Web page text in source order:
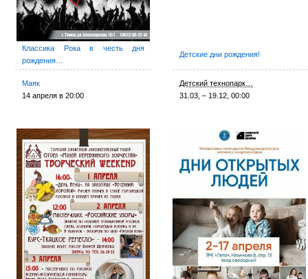
Классика Рока в честь дня
рождения…
Маяк
14 апреля в 20:00
Детские дни рождения!
Детский технопарк…
31.03, – 19.12, 00:00